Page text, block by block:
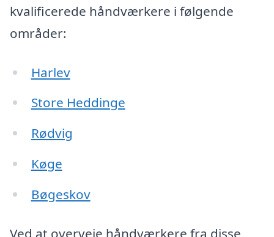
kvalificerede håndværkere i følgende
områder:
Harlev
Store Heddinge
Rødvig
Køge
Bøgeskov
Ved at overveje håndværkere fra disse